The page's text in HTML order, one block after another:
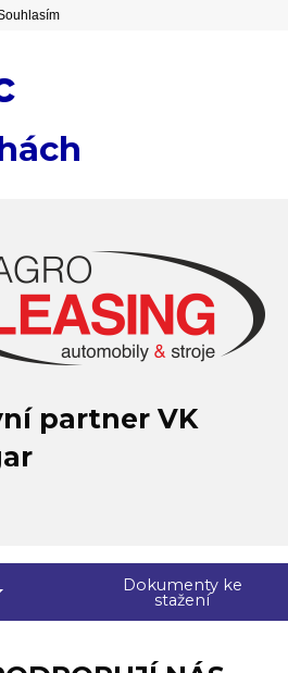
partner VK
Dokumenty ke
stažení